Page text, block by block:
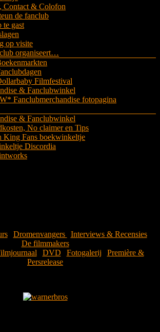
Contact & Colofon
de fanclub
te gast
op visite
organiseert…
Filmfestival
& Fanclubwinkel
Fanclubmerchandise fotopagina
& Fanclubwinkel
No claimer en Tips
King Fans boekwinkeltje
Discordia
| Dromenvangers Interviews & Recensies|
De filmmakers
DVD Fotogalerij
Première &
Persrelease